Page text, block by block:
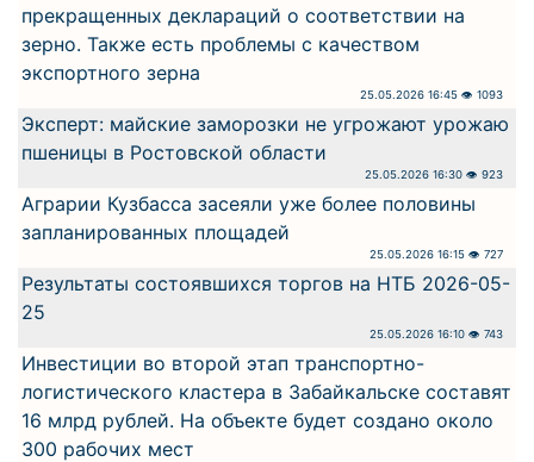
прекращенных деклараций о соответствии на
зерно. Также есть проблемы с качеством
экспортного зерна
25.05.2026 16:45 👁 1093
Эксперт: майские заморозки не угрожают урожаю
пшеницы в Ростовской области
25.05.2026 16:30 👁 923
Аграрии Кузбасса засеяли уже более половины
запланированных площадей
25.05.2026 16:15 👁 727
Результаты состоявшихся торгов на НТБ 2026-05-
25
25.05.2026 16:10 👁 743
Инвестиции во второй этап транспортно-
логистического кластера в Забайкальске составят
16 млрд рублей. На объекте будет создано около
300 рабочих мест